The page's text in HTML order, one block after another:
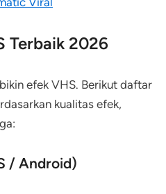
Terbaik 2026
efek VHS. Berikut daftar
kualitas efek,
/ Android)